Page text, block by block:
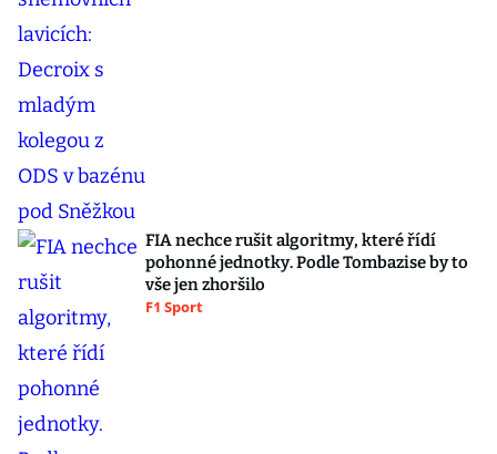
FIA nechce rušit algoritmy, které řídí
pohonné jednotky. Podle Tombazise by to
vše jen zhoršilo
F1 Sport